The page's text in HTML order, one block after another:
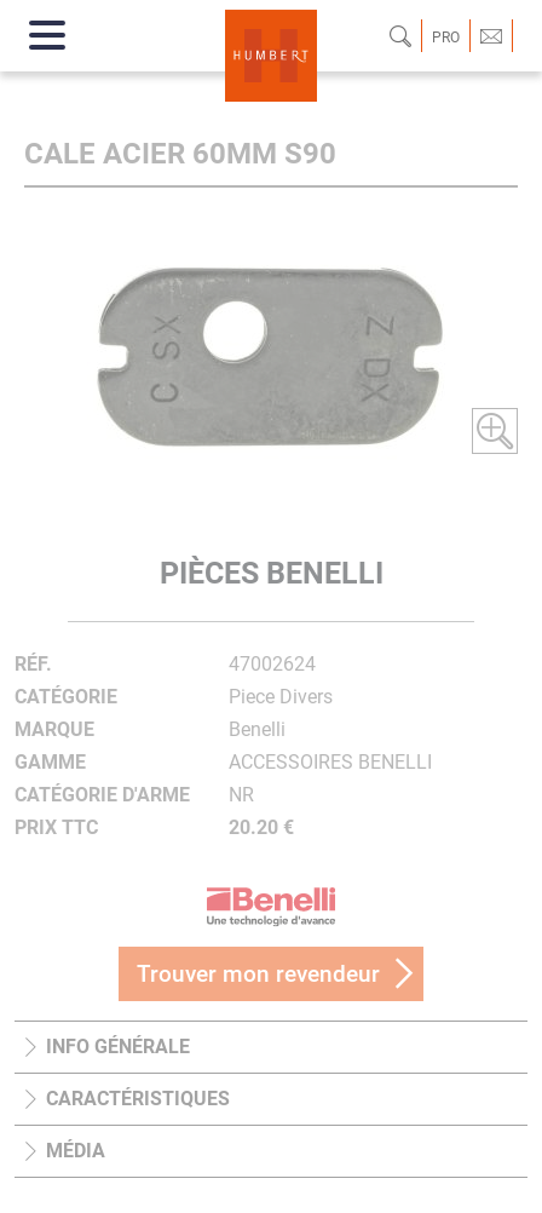
PRO
CALE ACIER 60MM S90
PIÈCES BENELLI
RÉF.
47002624
CATÉGORIE
Piece Divers
MARQUE
Benelli
GAMME
ACCESSOIRES BENELLI
CATÉGORIE D'ARME
NR
PRIX TTC
20.20 €
Trouver mon revendeur
INFO GÉNÉRALE
CARACTÉRISTIQUES
MÉDIA